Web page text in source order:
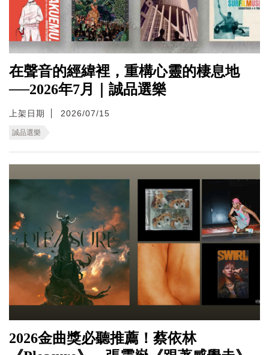
在聲音的經緯裡，重構心靈的棲息地
──2026年7月｜誠品選樂
上架日期 2026/07/15
誠品選樂
2026金曲獎必聽推薦！蔡依林